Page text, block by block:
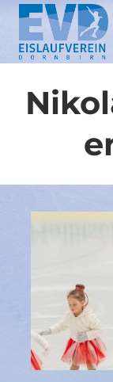
Springe
zum
Inhalt